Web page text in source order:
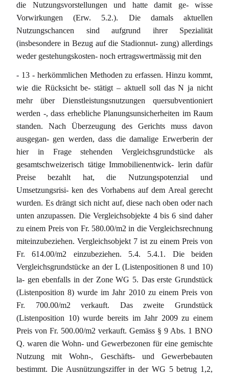
die Nutzungsvorstellungen und hatte damit ge- wisse
Vorwirkungen (Erw. 5.2.). Die damals aktuellen
Nutzungschancen sind aufgrund ihrer Spezialität
(insbesondere in Bezug auf die Stadionnut- zung) allerdings
weder gestehungskosten- noch ertragswertmässig mit den
- 13 - herkömmlichen Methoden zu erfassen. Hinzu kommt,
wie die Rücksicht be- stätigt – aktuell soll das N ja nicht
mehr über Dienstleistungsnutzungen quersubventioniert
werden -, dass erhebliche Planungsunsicherheiten im Raum
standen. Nach Überzeugung des Gerichts muss davon
ausgegan- gen werden, dass die damalige Erwerberin der
hier in Frage stehenden Vergleichsgrundstücke als
gesamtschweizerisch tätige Immobilienentwick- lerin dafür
Preise bezahlt hat, die Nutzungspotenzial und
Umsetzungsrisi- ken des Vorhabens auf dem Areal gerecht
wurden. Es drängt sich nicht auf, diese nach oben oder nach
unten anzupassen. Die Vergleichsobjekte 4 bis 6 sind daher
zu einem Preis von Fr. 580.00/m2 in die Vergleichsrechnung
miteinzubeziehen. Vergleichsobjekt 7 ist zu einem Preis von
Fr. 614.00/m2 einzubeziehen. 5.4. 5.4.1. Die beiden
Vergleichsgrundstücke an der L (Listenpositionen 8 und 10)
la- gen ebenfalls in der Zone WG 5. Das erste Grundstück
(Listenposition 8) wurde im Jahr 2010 zu einem Preis von
Fr. 700.00/m2 verkauft. Das zweite Grundstück
(Listenposition 10) wurde bereits im Jahr 2009 zu einem
Preis von Fr. 500.00/m2 verkauft. Gemäss § 9 Abs. 1 BNO
Q. waren die Wohn- und Gewerbezonen für eine gemischte
Nutzung mit Wohn-, Geschäfts- und Gewerbebauten
bestimmt. Die Ausnützungsziffer in der WG 5 betrug 1,2,